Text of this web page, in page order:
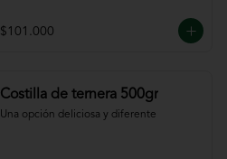
$101.000
Costilla de ternera 500gr
Una opción deliciosa y diferente